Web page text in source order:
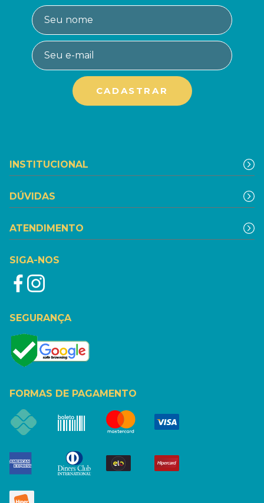
INSTITUCIONAL
DÚVIDAS
ATENDIMENTO
SIGA-NOS
SEGURANÇA
FORMAS DE PAGAMENTO